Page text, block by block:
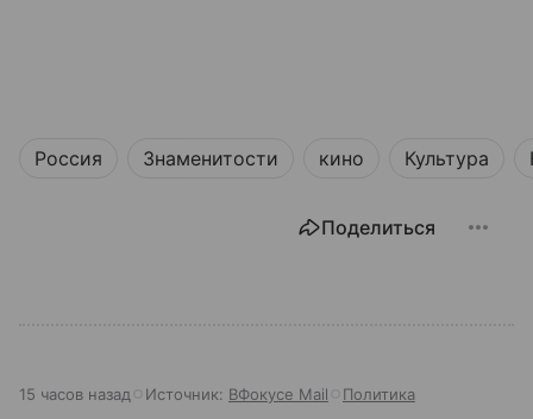
Россия Знаменитости кино Культура
Поделиться
15 часов назад Источник: ВФокусе Mail Политика